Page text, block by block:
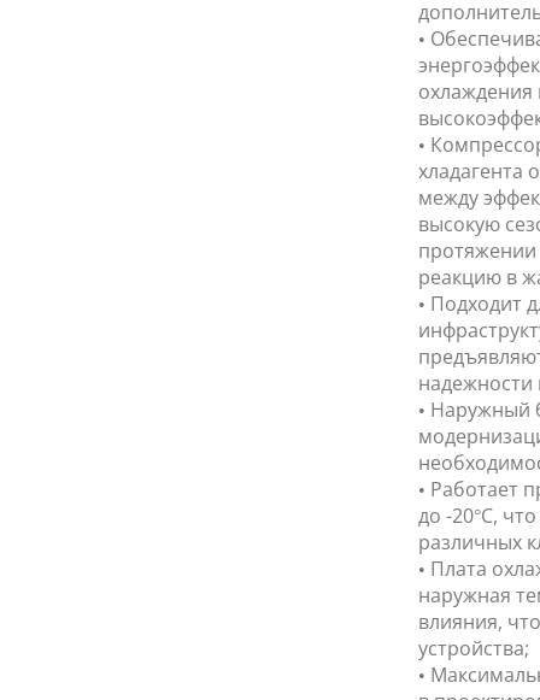
•
охлаждения
•
хладагента
между
высокую
реакцию в
• Подходит
надежности
• Наружный
• Работает
до -20°C,
различных
• Плата
наружная
влияния,
устройства;
•